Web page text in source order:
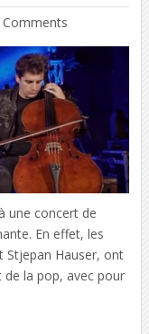
une concert de
En effet, les
Stjepan Hauser, ont
la pop, avec pour